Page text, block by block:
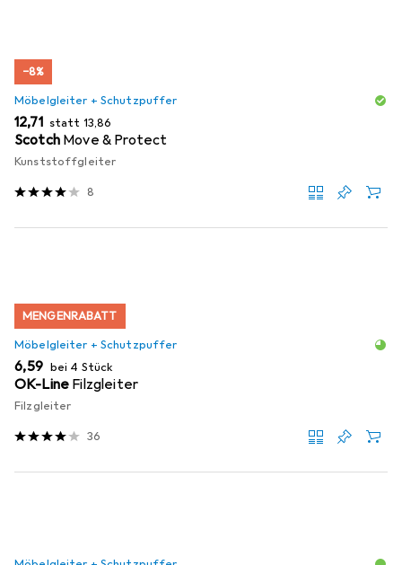
−8%
Möbelgleiter + Schutzpuffer
EUR
12,71 statt EUR
13,86
Scotch Move & Protect
Kunststoffgleiter
8
MENGENRABATT
Möbelgleiter + Schutzpuffer
EUR
6,59 bei 4 Stück
OK-Line Filzgleiter
Filzgleiter
36